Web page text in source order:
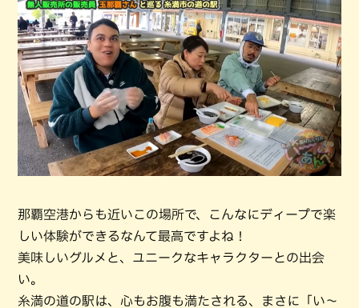
那覇空港からも近いこの場所で、こんなにディープで楽
しい体験ができるなんて最高ですよね！
美味しいグルメと、ユニークなキャラクターとの出会
い。
糸満の道の駅は、心もお腹も満たされる、まさに「い〜